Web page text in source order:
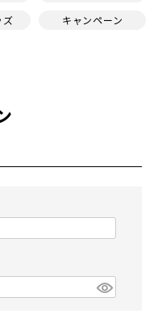
ズ キャンペーン